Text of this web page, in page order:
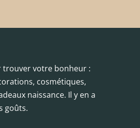
trouver votre bonheur :
cosmétiques,
naissance. Il y en a
goûts.